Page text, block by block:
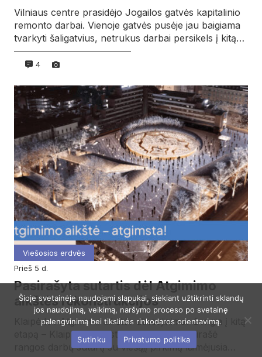
Vilniaus centre prasidėjo Jogailos gatvės kapitalinio
remonto darbai. Vienoje gatvės pusėje jau baigiama
tvarkyti šaligatvius, netrukus darbai persikels į kitą…
4
Viešosios erdvės
prieš 5 d.
Pasirašyta sutartis dėl Atgimimo
aikštės rekonstrukcijos
Klaipėdos Atgimimo aikštės atnaujinimas žengia į kitą
etapą – Klaipėdos miesto savivaldybė pasirašė
rangos darbų sutartį su viešąjį pirkimą laimėjusia…
Šioje svetainėje naudojami slapukai, siekiant užtikrinti sklandų
jos naudojimą, veikimą, naršymo proceso po svetainę
palengvinimą bei tikslinės rinkodaros orientavimą.
Sutinku
Privatumo politika